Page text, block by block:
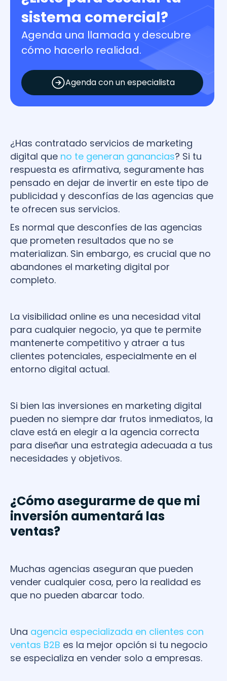
sistema comercial?
Agenda una llamada y descubre
cómo hacerlo realidad.
Agenda con un especialista
¿Has contratado servicios de marketing
digital que no te generan ganancias? Si tu
respuesta es afirmativa, seguramente has
pensado en dejar de invertir en este tipo de
publicidad y desconfías de las agencias que
te ofrecen sus servicios.
Es normal que desconfíes de las agencias
que prometen resultados que no se
materializan. Sin embargo, es crucial que no
abandones el marketing digital por
completo.
La visibilidad online es una necesidad vital
para cualquier negocio, ya que te permite
mantenerte competitivo y atraer a tus
clientes potenciales, especialmente en el
entorno digital actual.
Si bien las inversiones en marketing digital
pueden no siempre dar frutos inmediatos, la
clave está en elegir a la agencia correcta
para diseñar una estrategia adecuada a tus
necesidades y objetivos.
¿Cómo asegurarme de que mi
inversión aumentará las
ventas?
Muchas agencias aseguran que pueden
vender cualquier cosa, pero la realidad es
que no pueden abarcar todo.
Una agencia especializada en clientes con
ventas B2B es la mejor opción si tu negocio
se especializa en vender solo a empresas.